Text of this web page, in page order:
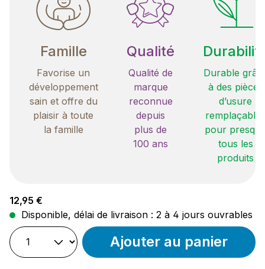
Famille
Favorise un
développement
sain et offre du
plaisir à toute
la famille
Qualité
Qualité de
marque
reconnue
depuis
plus de
100 ans
Durable
à des pièces
d’usure
remplaçables
pour
tous les
produits
Prix régulier :
12,95 €
Disponible, délai de livraison : 2 à 4 jours ouvrables
Ajouter au panier